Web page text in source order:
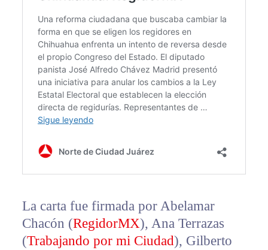
La carta fue firmada por Abelamar
Chacón (RegidorMX), Ana Terrazas
(Trabajando por mi Ciudad), Gilberto